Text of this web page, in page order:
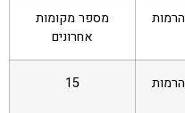
מספר מקומות
אחרונים
15